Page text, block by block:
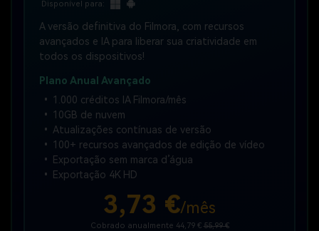
Disponível para:
A versão definitiva do Filmora, com recursos
avançados e IA para liberar sua criatividade em
todos os dispositivos!
Plano Anual Avançado
1.000 créditos IA Filmora/mês
10GB de nuvem
Atualizações contínuas de versão
100+ recursos avançados de edição de vídeo
Exportação sem marca d’água
Exportação 4K HD
3,73 €/mês
Cobrado anualmente 44,79 € 55,99 €